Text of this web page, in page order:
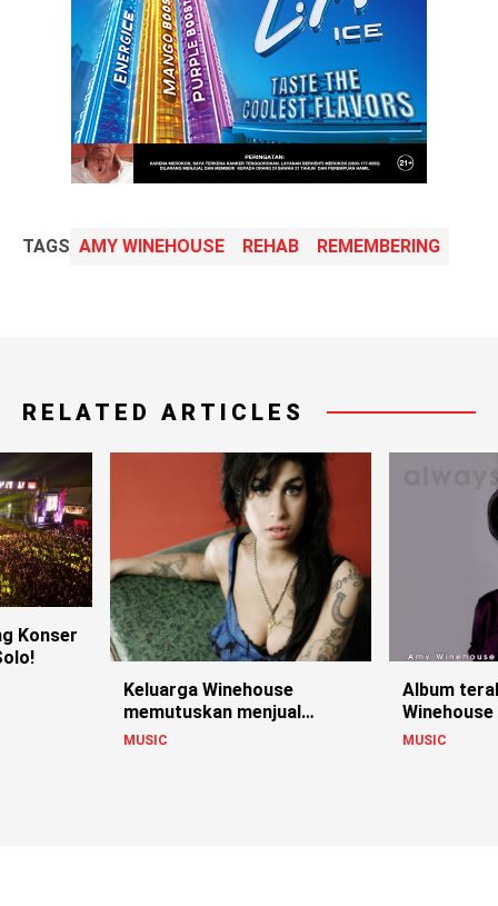
TAGS AMY WINEHOUSE REHAB REMEMBERING
RELATED ARTICLES
Konser
Keluarga Winehouse
memutuskan menjual
rumah Amy.
MUSIC
Album
publik
MUSIC